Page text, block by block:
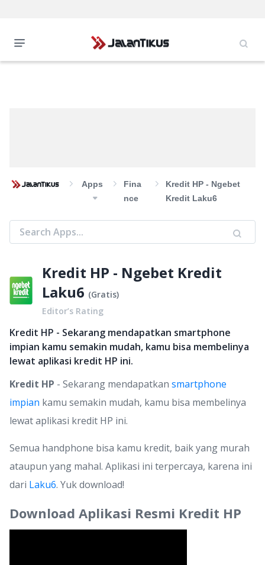
Apps
Fina
Nce
Kredit HP - Ngebet
Kredit Laku6
Kredit HP - Ngebet Kredit
Laku6 (Gratis)
Editor’s Rating
Kredit HP - Sekarang mendapatkan smartphone
impian kamu semakin mudah, kamu bisa membelinya
lewat aplikasi kredit HP ini.
Kredit HP - Sekarang mendapatkan smartphone
impian kamu semakin mudah, kamu bisa membelinya
lewat aplikasi kredit HP ini.
Semua handphone bisa kamu kredit, baik yang murah
ataupun yang mahal. Aplikasi ini terpercaya, karena ini
dari Laku6. Yuk download!
Download Aplikasi Resmi Kredit HP